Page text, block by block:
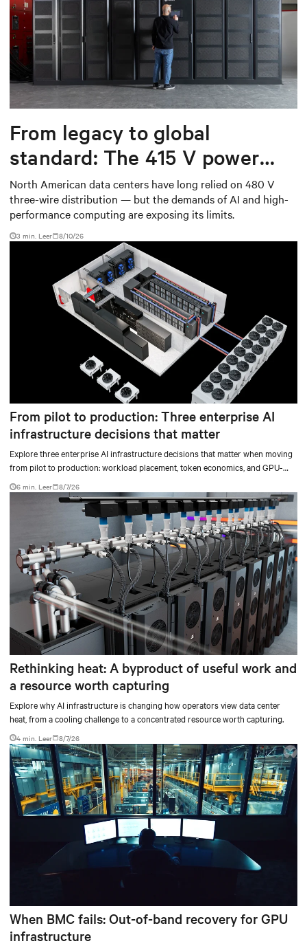
From legacy to global
standard: The 415 V power
shift data centers need
North American data centers have long relied on 480 V
three-wire distribution — but the demands of AI and high-
performance computing are exposing its limits.
3 min. Leer 8/10/26
From pilot to production: Three enterprise AI
infrastructure decisions that matter
Explore three enterprise AI infrastructure decisions that matter when moving
from pilot to production: workload placement, token economics, and GPU-
ready operations.
6 min. Leer 8/7/26
Rethinking heat: A byproduct of useful work and
a resource worth capturing
Explore why AI infrastructure is changing how operators view data center
heat, from a cooling challenge to a concentrated resource worth capturing.
4 min. Leer 8/7/26
When BMC fails: Out-of-band recovery for GPU
infrastructure